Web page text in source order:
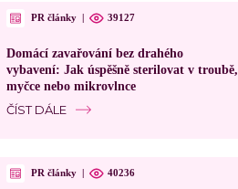
PR články 39127
Domácí zavařování bez drahého
vybavení: Jak úspěšně sterilovat v troubě,
myčce nebo mikrovlnce
ČÍST DÁLE
PR články 40236